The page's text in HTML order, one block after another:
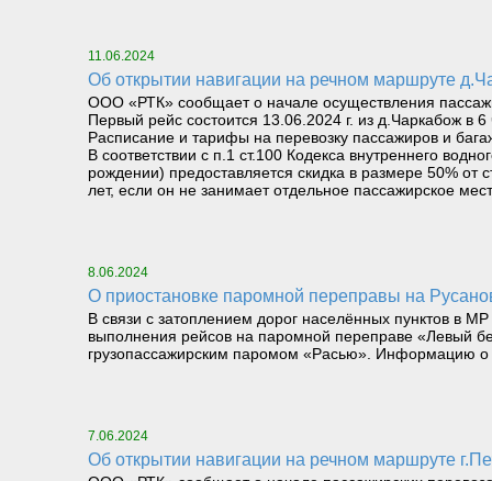
11.06.2024
Об открытии навигации на речном маршруте
ООО «РТК» сообщает о начале осуществления
Первый рейс состоится 13.06.2024 г. из д.Чаркабож в
Расписание и тарифы на перевозку пассажиров и
В соответствии с п.1 ст.100 Кодекса внутреннего
рождении) предоставляется скидка в размере 50% от
лет, если он не занимает отдельное пассажирское
8.06.2024
О приостановке паромной переправы на
В связи с затоплением дорог населённых пунктов в
выполнения рейсов на паромной переправе «Левый
грузопассажирским паромом «Расью». Информацию
7.06.2024
Об открытии навигации на речном маршруте